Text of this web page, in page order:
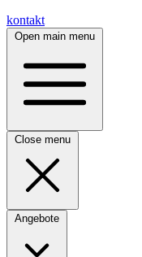
kontakt
Open main menu
Close menu
Angebote